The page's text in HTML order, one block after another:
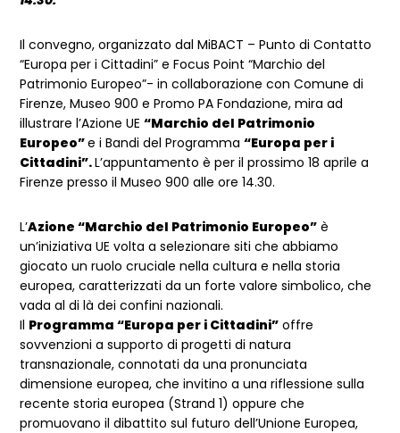
Il convegno, organizzato dal MiBACT – Punto di Contatto
“Europa per i Cittadini” e Focus Point “Marchio del
Patrimonio Europeo”- in collaborazione con Comune di
Firenze, Museo 900 e Promo PA Fondazione, mira ad
illustrare l’Azione UE“Marchio del Patrimonio
Europeo”e i Bandi del Programma“Europa per i
Cittadini”.L’appuntamento è per il prossimo 18 aprile a
Firenze presso il Museo 900 alle ore 14.30.
L’Azione “Marchio del Patrimonio Europeo” è
un’iniziativa UE volta a selezionare siti che abbiamo
giocato un ruolo cruciale nella cultura e nella storia
europea, caratterizzati da un forte valore simbolico, che
vada al di là dei confini nazionali.
Il Programma “Europa per i Cittadini” offre
sovvenzioni a supporto di progetti di natura
transnazionale, connotati da una pronunciata
dimensione europea, che invitino a una riflessione sulla
recente storia europea (Strand 1) oppure che
promuovano il dibattito sul futuro dell’Unione Europea,